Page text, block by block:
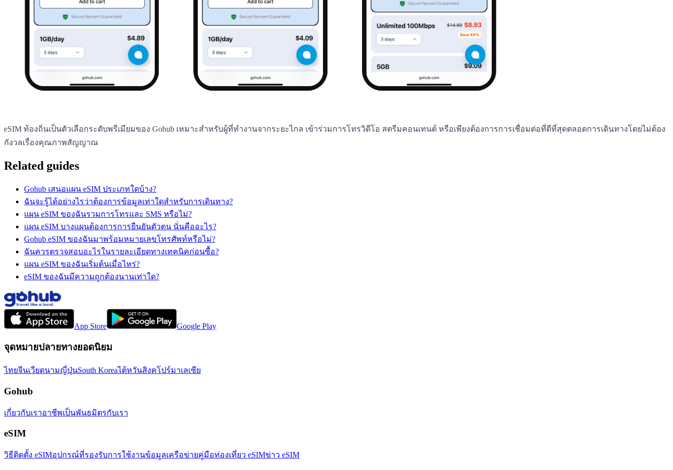
eSIM ท้องถิ่นเป็นตัวเลือกระดับพรีเมียมของ Gohub เหมาะสำหรับผู้ที่ทำงานจากระยะไกล เข้าร่วมการโทรวิดีโอ สตรีมคอนเทนต์ หรือเพียงต้องการการเชื่อมต่อที่ดีที่สุดตลอดการเดินทางโดยไม่ต้อง
กังวลเรื่องคุณภาพสัญญาณ
Related guides
Gohub เสนอแผน eSIM ประเภทใดบ้าง?
ฉันจะรู้ได้อย่างไรว่าต้องการข้อมูลเท่าใดสำหรับการเดินทาง?
แผน eSIM ของฉันรวมการโทรและ SMS หรือไม่?
แผน eSIM บางแผนต้องการการยืนยันตัวตน นั่นคืออะไร?
Gohub eSIM ของฉันมาพร้อมหมายเลขโทรศัพท์หรือไม่?
ฉันควรตรวจสอบอะไรในรายละเอียดทางเทคนิคก่อนซื้อ?
แผน eSIM ของฉันเริ่มต้นเมื่อไหร่?
eSIM ของฉันมีความถูกต้องนานเท่าใด?
App Store Google Play
จุดหมายปลายทางยอดนิยม
ไทยจีนเวียดนามญี่ปุ่นSouth Koreaไต้หวันสิงคโปร์มาเลเซีย
Gohub
เกี่ยวกับเราอาชีพเป็นพันธมิตรกับเรา
eSIM
วิธีติดตั้ง eSIMอุปกรณ์ที่รองรับการใช้งานข้อมูลเครือข่ายคู่มือท่องเที่ยว eSIMข่าว eSIM